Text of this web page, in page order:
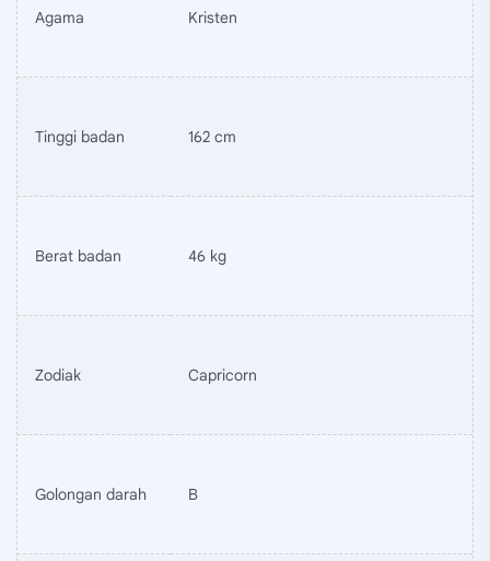
Agama Kristen
Tinggi badan 162 cm
Berat badan 46 kg
Zodiak Capricorn
Golongan darah B